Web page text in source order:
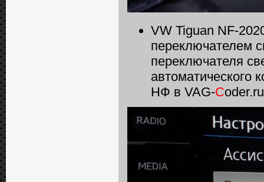
VW Tiguan NF-
переключателем
переключателя
автоматического
НФ в VAG-C